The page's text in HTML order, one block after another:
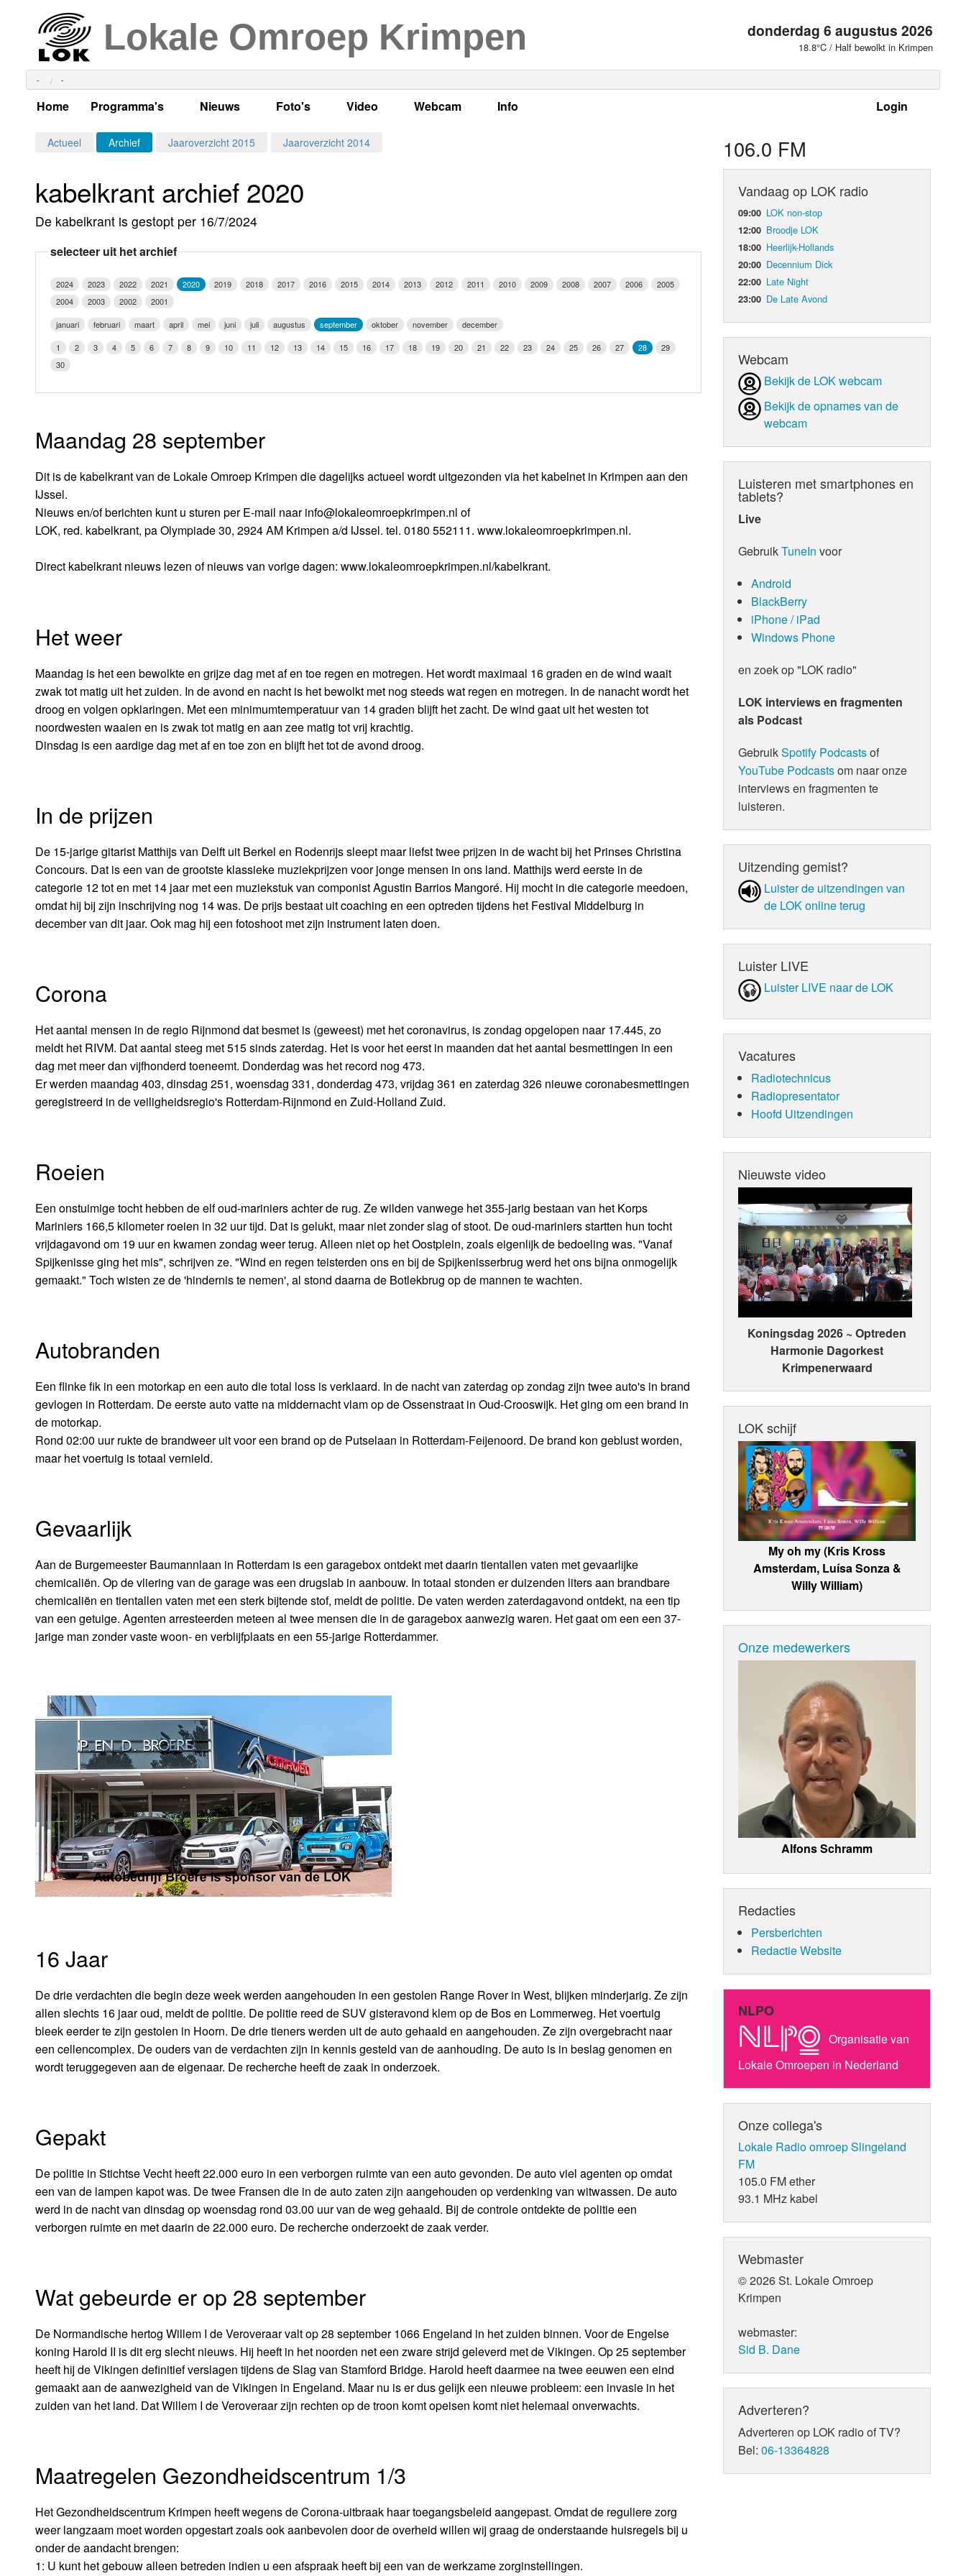
Lokale Omroep Krimpen donderdag 6 augustus 2026
18.8°C / Half bewolkt in Krimpen
- -
Login
Home Programma's
Alle dagen
Per dag
Maandag
Vrijdag
Luister LOK Live
LOK schijf
Nieuws
Actueel Lokaal Nieuws
Kabelkrant
Foto's
Algemeen
Programma's
Video
LOK TV
Webcam Info
Weerman
Actueel Archief Jaaroverzicht 2015 Jaaroverzicht 2014
kabelkrant archief 2020
De kabelkrant is gestopt per 16/7/2024
selecteer uit het archief
2024 2023 2022 2021 2020 2019 2018 2017 2016 2015 2014 2013 2012 2011 2010 2009 2008 2007 2006
2005
2004
2003 2002
2001
januari
februari maart april mei juni juli augustus september oktober november
december
1
2 3 4 5 6 7 8 9 10 11 12 13 14 15 16 17 18 19 20 21 22 23 24 25 26 27 28
29
30
Maandag 28 september
Dit is de kabelkrant van de Lokale Omroep Krimpen die dagelijks actueel wordt uitgezonden via het kabelnet in Krimpen aan den
IJssel.
Nieuws en/of berichten kunt u sturen per E-mail naar info@lokaleomroepkrimpen.nl of
LOK, red. kabelkrant, pa Olympiade 30, 2924 AM Krimpen a/d IJssel. tel. 0180 552111. www.lokaleomroepkrimpen.nl.
Direct kabelkrant nieuws lezen of nieuws van vorige dagen: www.lokaleomroepkrimpen.nl/kabelkrant.
Het weer
Maandag is het een bewolkte en grijze dag met af en toe regen en motregen. Het wordt maximaal 16 graden en de wind waait
zwak tot matig uit het zuiden. In de avond en nacht is het bewolkt met nog steeds wat regen en motregen. In de nanacht wordt het
droog en volgen opklaringen. Met een minimumtemperatuur van 14 graden blijft het zacht. De wind gaat uit het westen tot
noordwesten waaien en is zwak tot matig en aan zee matig tot vrij krachtig.
Dinsdag is een aardige dag met af en toe zon en blijft het tot de avond droog.
In de prijzen
De 15-jarige gitarist Matthijs van Delft uit Berkel en Rodenrijs sleept maar liefst twee prijzen in de wacht bij het Prinses Christina
Concours. Dat is een van de grootste klassieke muziekprijzen voor jonge mensen in ons land. Matthijs werd eerste in de
categorie 12 tot en met 14 jaar met een muziekstuk van componist Agustin Barrios Mangoré. Hij mocht in die categorie meedoen,
omdat hij bij zijn inschrijving nog 14 was. De prijs bestaat uit coaching en een optreden tijdens het Festival Middelburg in
december van dit jaar. Ook mag hij een fotoshoot met zijn instrument laten doen.
Corona
Het aantal mensen in de regio Rijnmond dat besmet is (geweest) met het coronavirus, is zondag opgelopen naar 17.445, zo
meldt het RIVM. Dat aantal steeg met 515 sinds zaterdag. Het is voor het eerst in maanden dat het aantal besmettingen in een
dag met meer dan vijfhonderd toeneemt. Donderdag was het record nog 473.
Er werden maandag 403, dinsdag 251, woensdag 331, donderdag 473, vrijdag 361 en zaterdag 326 nieuwe coronabesmettingen
geregistreerd in de veiligheidsregio's Rotterdam-Rijnmond en Zuid-Holland Zuid.
Roeien
Een onstuimige tocht hebben de elf oud-mariniers achter de rug. Ze wilden vanwege het 355-jarig bestaan van het Korps
Mariniers 166,5 kilometer roeien in 32 uur tijd. Dat is gelukt, maar niet zonder slag of stoot. De oud-mariniers startten hun tocht
vrijdagavond om 19 uur en kwamen zondag weer terug. Alleen niet op het Oostplein, zoals eigenlijk de bedoeling was. "Vanaf
Spijkenisse ging het mis", schrijven ze. "Wind en regen teisterden ons en bij de Spijkenisserbrug werd het ons bijna onmogelijk
gemaakt." Toch wisten ze de 'hindernis te nemen', al stond daarna de Botlekbrug op de mannen te wachten.
Autobranden
Een flinke fik in een motorkap en een auto die total loss is verklaard. In de nacht van zaterdag op zondag zijn twee auto's in brand
gevlogen in Rotterdam. De eerste auto vatte na middernacht vlam op de Ossenstraat in Oud-Crooswijk. Het ging om een brand in
de motorkap.
Rond 02:00 uur rukte de brandweer uit voor een brand op de Putselaan in Rotterdam-Feijenoord. De brand kon geblust worden,
maar het voertuig is totaal vernield.
Gevaarlijk
Aan de Burgemeester Baumannlaan in Rotterdam is een garagebox ontdekt met daarin tientallen vaten met gevaarlijke
chemicaliën. Op de vliering van de garage was een drugslab in aanbouw. In totaal stonden er duizenden liters aan brandbare
chemicaliën en tientallen vaten met een sterk bijtende stof, meldt de politie. De vaten werden zaterdagavond ontdekt, na een tip
van een getuige. Agenten arresteerden meteen al twee mensen die in de garagebox aanwezig waren. Het gaat om een een 37-
jarige man zonder vaste woon- en verblijfplaats en een 55-jarige Rotterdammer.
16 Jaar
De drie verdachten die begin deze week werden aangehouden in een gestolen Range Rover in West, blijken minderjarig. Ze zijn
allen slechts 16 jaar oud, meldt de politie. De politie reed de SUV gisteravond klem op de Bos en Lommerweg. Het voertuig
bleek eerder te zijn gestolen in Hoorn. De drie tieners werden uit de auto gehaald en aangehouden. Ze zijn overgebracht naar
een cellencomplex. De ouders van de verdachten zijn in kennis gesteld van de aanhouding. De auto is in beslag genomen en
wordt teruggegeven aan de eigenaar. De recherche heeft de zaak in onderzoek.
Gepakt
De politie in Stichtse Vecht heeft 22.000 euro in een verborgen ruimte van een auto gevonden. De auto viel agenten op omdat
een van de lampen kapot was. De twee Fransen die in de auto zaten zijn aangehouden op verdenking van witwassen. De auto
werd in de nacht van dinsdag op woensdag rond 03.00 uur van de weg gehaald. Bij de controle ontdekte de politie een
verborgen ruimte en met daarin de 22.000 euro. De recherche onderzoekt de zaak verder.
Wat gebeurde er op 28 september
De Normandische hertog Willem I de Veroveraar valt op 28 september 1066 Engeland in het zuiden binnen. Voor de Engelse
koning Harold II is dit erg slecht nieuws. Hij heeft in het noorden net een zware strijd geleverd met de Vikingen. Op 25 september
heeft hij de Vikingen definitief verslagen tijdens de Slag van Stamford Bridge. Harold heeft daarmee na twee eeuwen een eind
gemaakt aan de aanwezigheid van de Vikingen in Engeland. Maar nu is er dus gelijk een nieuwe probleem: een invasie in het
zuiden van het land. Dat Willem I de Veroveraar zijn rechten op de troon komt opeisen komt niet helemaal onverwachts.
Maatregelen Gezondheidscentrum 1/3
Het Gezondheidscentrum Krimpen heeft wegens de Corona-uitbraak haar toegangsbeleid aangepast. Omdat de reguliere zorg
weer langzaam moet worden opgestart zoals ook aanbevolen door de overheid willen wij graag de onderstaande huisregels bij u
onder de aandacht brengen:
1: U kunt het gebouw alleen betreden indien u een afspraak heeft bij een van de werkzame zorginstellingen.
106.0 FM
Vandaag op LOK radio
09:00 LOK non-stop
12:00 Broodje LOK
18:00 Heerlijk-Hollands
20:00 Decennium Dick
22:00 Late Night
23:00 De Late Avond
Webcam
Bekijk de LOK webcam
Bekijk de opnames van de
webcam
Luisteren met smartphones en
tablets?
Live
GebruikTuneIn voor
Android
BlackBerry
iPhone / iPad
Windows Phone
en zoek op "LOK radio"
LOK interviews en fragmenten
als Podcast
GebruikSpotify Podcastsof
YouTube Podcastsom naar onze
interviews en fragmenten te
luisteren.
Uitzending gemist?
Luister de uit­zen­din­gen van
de LOK online terug
Luister LIVE
Luister LIVE naar de LOK
Vacatures
Radiotechnicus
Radiopresentator
Hoofd Uitzendingen
Nieuwste video
Koningsdag 2026 ~ Optreden
Harmonie Dagorkest
Krimpenerwaard
LOK schijf
My oh my (Kris Kross
Amsterdam, Luísa Sonza &
Willy William)
Onze medewerkers
Alfons Schramm
Redacties
Persberichten
Redactie Website
NLPO
Organisatie van
Lokale Omroepen in Nederland
Onze collega's
Lokale Radio omroep Slingeland
FM
105.0 FM ether
93.1 MHz kabel
Webmaster
© 2026 St. Lokale Omroep
Krimpen
webmaster:
Sid B. Dane
Adverteren?
Adverteren op LOK radio of TV?
Bel:06-13364828